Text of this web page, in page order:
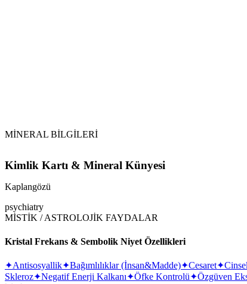
MİNERAL BİLGİLERİ
Kimlik Kartı & Mineral Künyesi
Kaplangözü
psychiatry
MİSTİK / ASTROLOJİK FAYDALAR
Kristal Frekans & Sembolik Niyet Özellikleri
✦Antisosyallik✦Bağımlılıklar (İnsan&Madde)✦Cesaret✦
Skleroz✦Negatif Enerji Kalkanı✦Öfke Kontrolü✦Özgüven